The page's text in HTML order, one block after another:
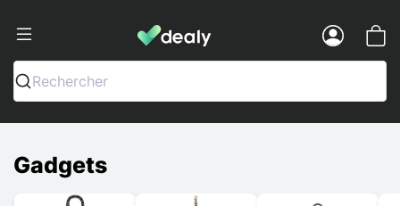
Dealy - Capas e acessórios para
Rechercher
Gadgets